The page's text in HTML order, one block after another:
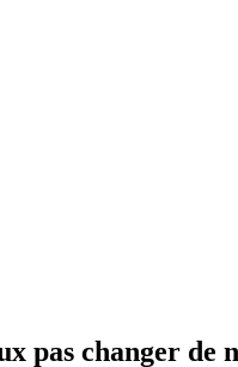
pas changer de